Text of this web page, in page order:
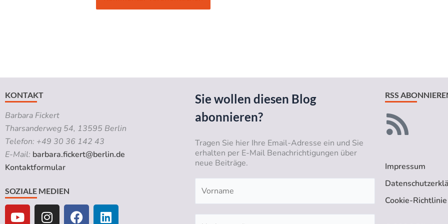
KONTAKT
Barbara Fickert
Tharsanderweg 54, 13595 Berlin
Telefon: +49 30 36 142 43
E-Mail: barbara.fickert@berlin.de
Kontaktformular
SOZIALE MEDIEN
Y
o
I
n
F
a
L
i
Sie wollen diesen Blog
abonnieren?
Tragen Sie hier Ihre Email-Adresse ein und Sie
erhalten per E-Mail Benachrichtigungen über
neue Beiträge.
RSS
Impressum
Cookie-Richtlinie